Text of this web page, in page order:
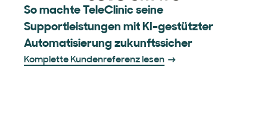
So machte TeleClinic seine
Supportleistungen mit KI-gestützter
Automatisierung zukunftssicher
Komplette Kundenreferenz lesen